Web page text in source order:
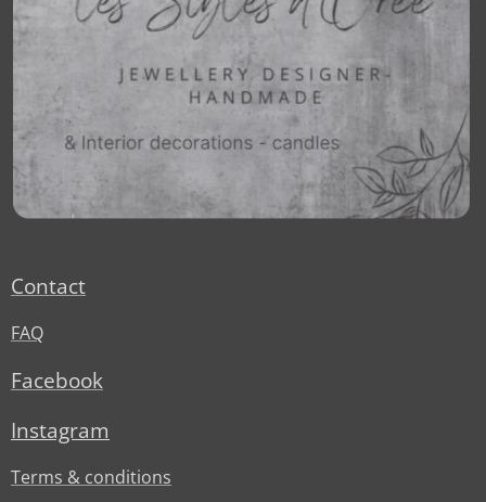
Contact
FAQ
Facebook
Instagram
Terms & conditions